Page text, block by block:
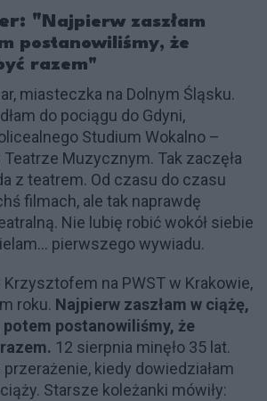
"Najpierw zaszłam
postanowiliśmy, że
razem"
miasteczka na Dolnym Śląsku.
do pociągu do Gdyni,
Studium Wokalno –
Muzycznym. Tak zaczęła
z teatrem. Od czasu do czasu
filmach, ale tak naprawdę
Nie lubię robić wokół siebie
pierwszego wywiadu.
na PWST w Krakowie,
roku. Najpierw zaszłam w ciążę,
potem postanowiliśmy, że
12 sierpnia minęło 35 lat.
kiedy dowiedziałam
Starsze koleżanki mówiły: